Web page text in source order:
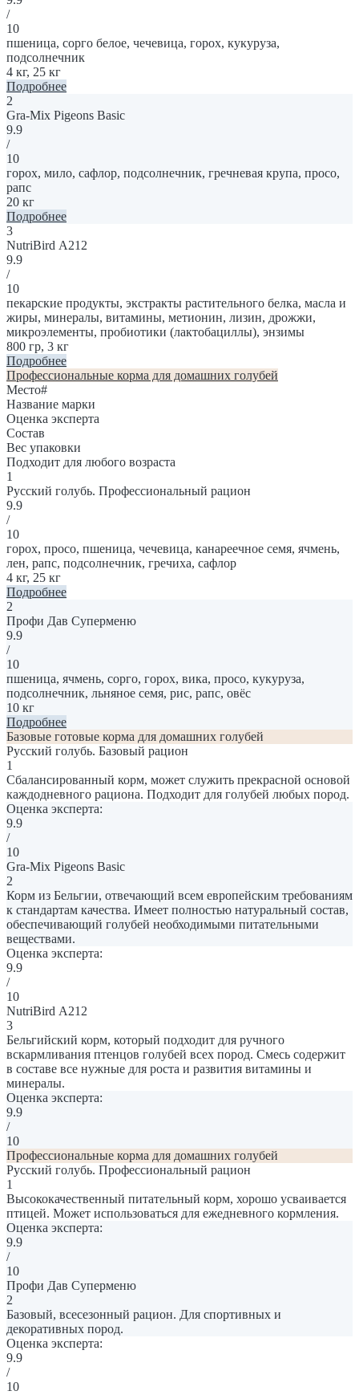
/
10
пшеница, сорго белое, чечевица, горох, кукуруза,
подсолнечник
4 кг, 25 кг
Подробнее
2
Gra-Mix Pigeons Basic
9.9
/
10
горох, мило, сафлор, подсолнечник, гречневая крупа, просо,
рапс
20 кг
Подробнее
3
NutriBird А212
9.9
/
10
пекарские продукты, экстракты растительного белка, масла и
жиры, минералы, витамины, метионин, лизин, дрожжи,
микроэлементы, пробиотики (лактобациллы), энзимы
800 гр, 3 кг
Подробнее
Профессиональные корма для домашних голубей
Место#
Название марки
Оценка эксперта
Состав
Вес упаковки
Подходит для любого возраста
1
Русский голубь. Профессиональный рацион
9.9
/
10
горох, просо, пшеница, чечевица, канареечное семя, ячмень,
лен, рапс, подсолнечник, гречиха, сафлор
4 кг, 25 кг
Подробнее
2
Профи Дав Суперменю
9.9
/
10
пшеница, ячмень, сорго, горох, вика, просо, кукуруза,
подсолнечник, льняное семя, рис, рапс, овёс
10 кг
Подробнее
Базовые готовые корма для домашних голубей
Русский голубь. Базовый рацион
1
Сбалансированный корм, может служить прекрасной основой
каждодневного рациона. Подходит для голубей любых пород.
Оценка эксперта:
9.9
/
10
Gra-Mix Pigeons Basic
2
Корм из Бельгии, отвечающий всем европейским требованиям
к стандартам качества. Имеет полностью натуральный состав,
обеспечивающий голубей необходимыми питательными
веществами.
Оценка эксперта:
9.9
/
10
NutriBird А212
3
Бельгийский корм, который подходит для ручного
вскармливания птенцов голубей всех пород. Смесь содержит
в составе все нужные для роста и развития витамины и
минералы.
Оценка эксперта:
9.9
/
10
Профессиональные корма для домашних голубей
Русский голубь. Профессиональный рацион
1
Высококачественный питательный корм, хорошо усваивается
птицей. Может использоваться для ежедневного кормления.
Оценка эксперта:
9.9
/
10
Профи Дав Суперменю
2
Базовый, всесезонный рацион. Для спортивных и
декоративных пород.
Оценка эксперта:
9.9
/
10